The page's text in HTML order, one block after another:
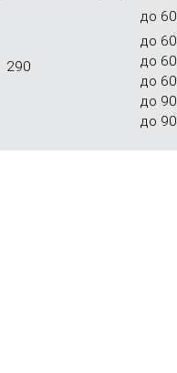
290
до 60
до 60
до 60
до 60
до 90
до 90